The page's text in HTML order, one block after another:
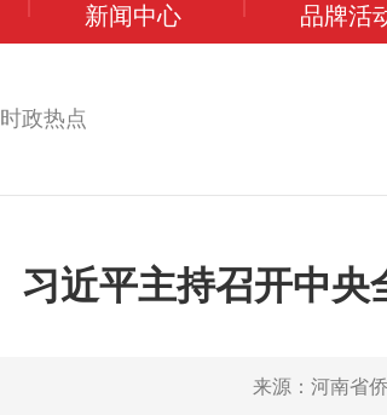
新闻中心 品牌活
时政热点
习近平主持召开中央
来源： 河南省